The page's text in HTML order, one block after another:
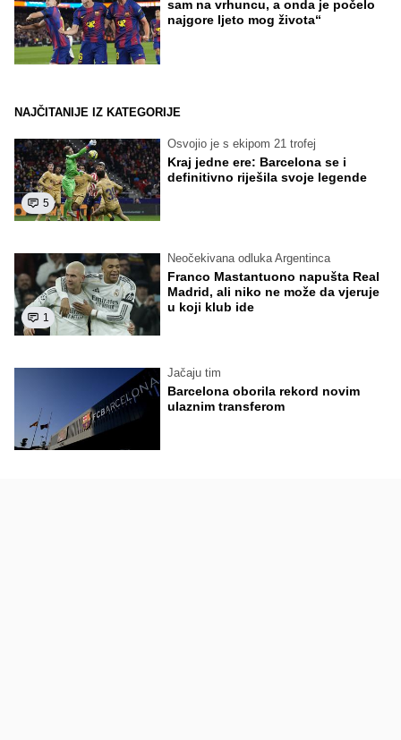
sam na vrhuncu, a onda je počelo
najgore ljeto mog života“
NAJČITANIJE IZ KATEGORIJE
5
Osvojio je s ekipom 21 trofej
Kraj jedne ere: Barcelona se i
definitivno riješila svoje legende
1
Neočekivana odluka Argentinca
Franco Mastantuono napušta Real
Madrid, ali niko ne može da vjeruje
u koji klub ide
Jačaju tim
Barcelona oborila rekord novim
ulaznim transferom